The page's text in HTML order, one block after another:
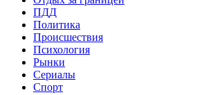
ПДД
Политика
Происшествия
Психология
Рынки
Сериалы
Спорт